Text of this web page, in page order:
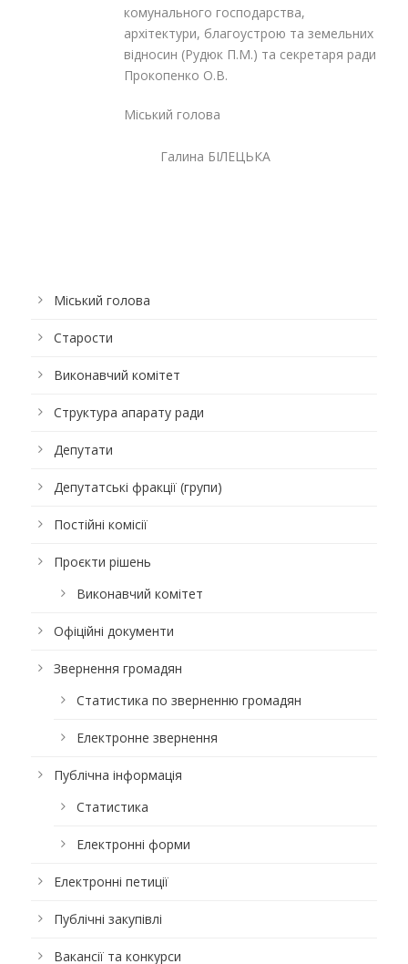
комунального господарства,
архітектури, благоустрою та земельних
відносин (Рудюк П.М.) та секретаря ради
Прокопенко О.В.
Міський голова
Галина БІЛЕЦЬКА
Міський голова
Старости
Виконавчий комітет
Структура апарату ради
Депутати
Депутатські фракції (групи)
Постійні комісії
Проєкти рішень
Виконавчий комітет
Офіційні документи
Звернення громадян
Статистика по зверненню громадян
Електронне звернення
Публічна інформація
Статистика
Електронні форми
Електронні петиції
Публічні закупівлі
Вакансії та конкурси